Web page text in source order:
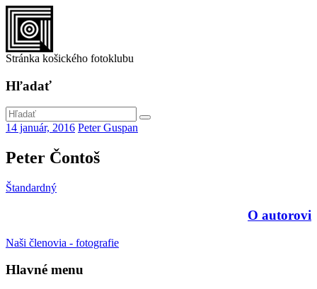
Stránka košického fotoklubu
Hľadať
14 január, 2016 Peter Guspan
Peter Čontoš
Štandardný
O autorovi
Naši členovia - fotografie
Hlavné menu